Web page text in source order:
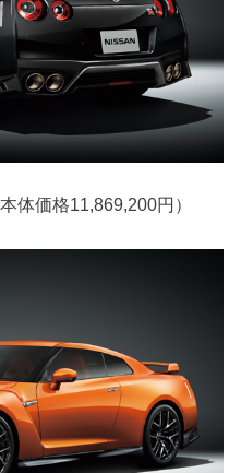
体価格11,869,200円）